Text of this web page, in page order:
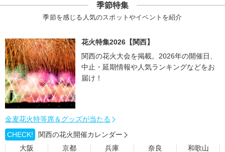
季節特集
季節を感じる人気のスポットやイベントを紹介
花火特集2026【関西】
関西の花火大会を掲載。2026年の開催日、
中止・延期情報や人気ランキングなどをお
届け！
金麦花火特等席＆グッズが当たる
CHECK!
関西の花火開催カレンダー
大阪
京都 兵庫 奈良
和歌山